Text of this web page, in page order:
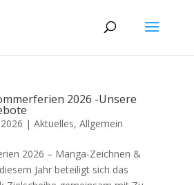
2026 -Unsere
| Aktuelles, Allgemein
2026 – Manga-Zeichnen &
Jahr beteiligt sich das